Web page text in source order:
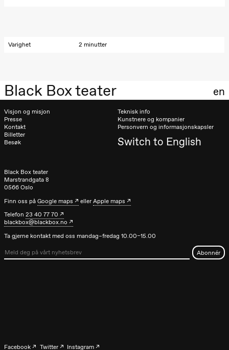
Black Box teater en
Varighet 2 minutter
Visjon og misjon
Presse
Kontakt
Billetter
Besøk
Teknisk info
Kunstnere og kompanier
Personvern og informasjonskapsler
Switch to English
Black Box teater
Marstrandgata 8
0566 Oslo
Finn oss påGoogle maps ellerApple maps
Telefon23 40 77 70
blackbox@blackbox.no
Ta gjerne kontakt med oss mandag–fredag 10.00–15.00
Facebook Twitter Instagram